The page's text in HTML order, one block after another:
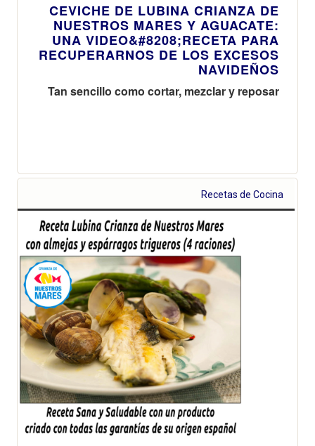
CEVICHE DE LUBINA CRIANZA DE
NUESTROS MARES Y AGUACATE:
UNA VIDEO&#8208;RECETA PARA
RECUPERARNOS DE LOS EXCESOS
NAVIDEÑOS
Tan sencillo como cortar, mezclar y reposar
Recetas de Cocina